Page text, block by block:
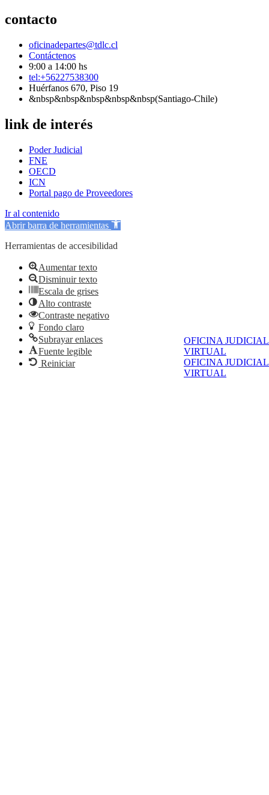
OFICINA JUDICIAL
VIRTUAL
OFICINA JUDICIAL
VIRTUAL
contacto
oficinadepartes@tdlc.cl
Contáctenos
9:00 a 14:00 hs
tel:+56227538300
Huérfanos 670, Piso 19
&nbsp&nbsp&nbsp&nbsp&nbsp(Santiago-Chile)
link de interés
Poder Judicial
FNE
OECD
ICN
Portal pago de Proveedores
Ir al contenido
Abrir barra de herramientas
Herramientas de accesibilidad
Aumentar texto
Disminuir texto
Escala de grises
Alto contraste
Contraste negativo
Fondo claro
Subrayar enlaces
Fuente legible
Reiniciar